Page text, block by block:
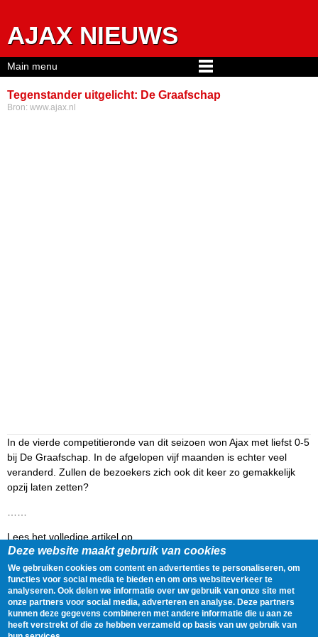
AJAX NIEUWS
Tegenstander uitgelicht: De Graafschap
Bron: www.ajax.nl
In de vierde competitieronde van dit seizoen won Ajax met liefst 0-5
bij De Graafschap. In de afgelopen vijf maanden is echter veel
veranderd. Zullen de bezoekers zich ook dit keer zo gemakkelijk
opzij laten zetten?
Lees het volledige artikel op
http://www.ajax.nl/Nieuws/Nieuwsarchief/Nieuws-
artikel/Tegenstander-uitgelicht-De-Graafschap-2.htm
Delen Tweet 3 February, 2011 - 09:00
Gegevens
Main menu
Deze website maakt gebruik van cookies
We gebruiken cookies om content en advertenties te personaliseren, om
functies voor social media te bieden en om ons websiteverkeer te
analyseren. Ook delen we informatie over uw gebruik van onze site met
onze partners voor social media, adverteren en analyse. Deze partners
kunnen deze gegevens combineren met andere informatie die u aan ze
heeft verstrekt of die ze hebben verzameld op basis van uw gebruik van